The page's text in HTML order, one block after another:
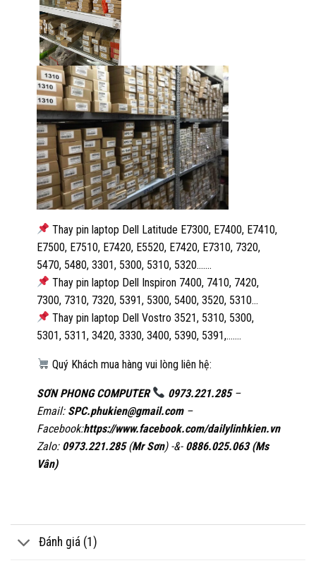
Thay pin laptop Dell Latitude E7300, E7400, E7410,
E7500, E7510, E7420, E5520, E7420, E7310, 7320,
5470, 5480, 3301, 5300, 5310, 5320…….
Thay pin laptop Dell Inspiron 7400, 7410, 7420,
7300, 7310, 7320, 5391, 5300, 5400, 3520, 5310…
Thay pin laptop Dell Vostro 3521, 5310, 5300,
5301, 5311, 3420, 3330, 3400, 5390, 5391,…….
Quý Khách mua hàng vui lòng liên hệ:
SƠN PHONG COMPUTER 0973.221.285–
Email: SPC.phukien@gmail.com –
Facebook:https://www.facebook.com/dailylinhkien.vn
Zalo: 0973.221.285(Mr Sơn) -&- 0886.025.063 (Ms
Vân)
Đánh giá (1)